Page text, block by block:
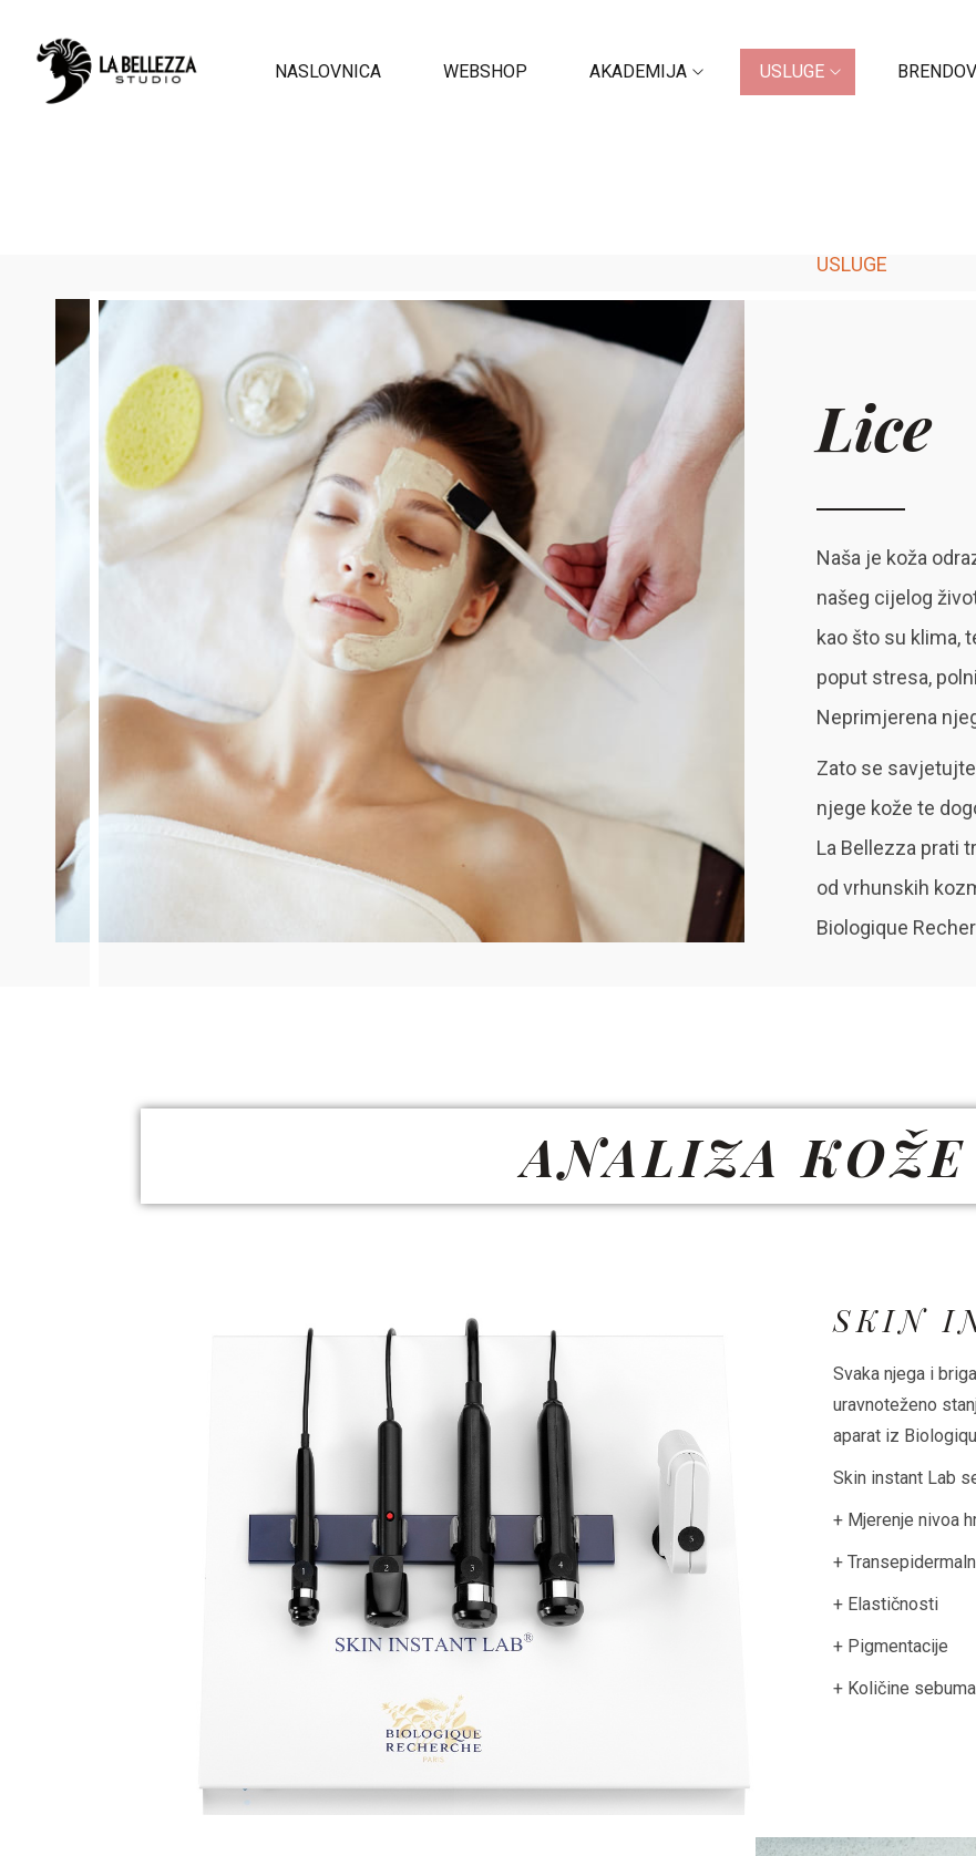
NASLOVNICA WEBSHOP AKADEMIJA USLUGE
USLUGE
Lice
Naša je koža
našeg cijelog
kao što su klima,
poput stresa,
Neprimjerena
Zato se
njege kože te
La Bellezza prati
od vrhunskih
Biologique
ANALIZA KOŽE
SKIN
Svaka njega i
uravnoteženo
aparat iz
Skin instant Lab
+ Mjerenje nivoa
+
+ Elastičnosti
+ Pigmentacije
+ Količine sebuma